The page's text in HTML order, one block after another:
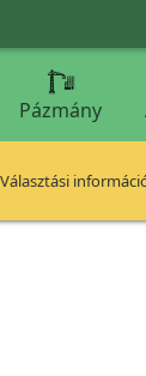
Pázmány
Választási